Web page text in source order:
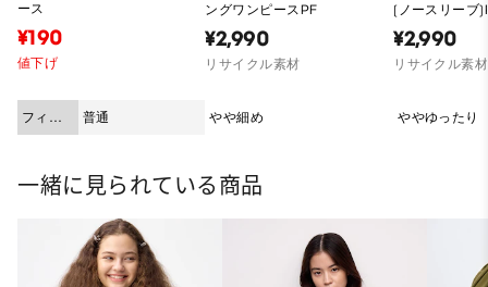
ース
¥190
値下げ
フィッ
ト
普通
ングワンピースPF
¥2,990
リサイクル素材
やや細め
(ノースリーブ
¥2,990
リサイクル素材
ややゆったり
一緒に見られている商品